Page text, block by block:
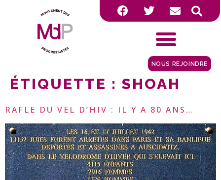
NOUS REJOINDRE
ÉTIQUETTE : SHOAH
RAFLE DU VEL D’HIV : IL Y A 80 ANS…